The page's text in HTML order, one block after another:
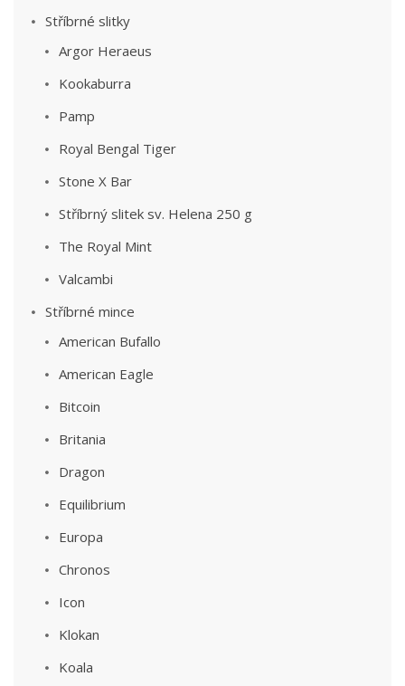
Stříbrné slitky
Argor Heraeus
Kookaburra
Pamp
Royal Bengal Tiger
Stone X Bar
Stříbrný slitek sv. Helena 250 g
The Royal Mint
Valcambi
Stříbrné mince
American Bufallo
American Eagle
Bitcoin
Britania
Dragon
Equilibrium
Europa
Chronos
Icon
Klokan
Koala